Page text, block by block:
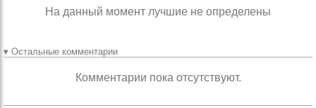
На данный момент лучшие не определены
▾ Остальные комментарии
Комментарии пока отсутствуют.